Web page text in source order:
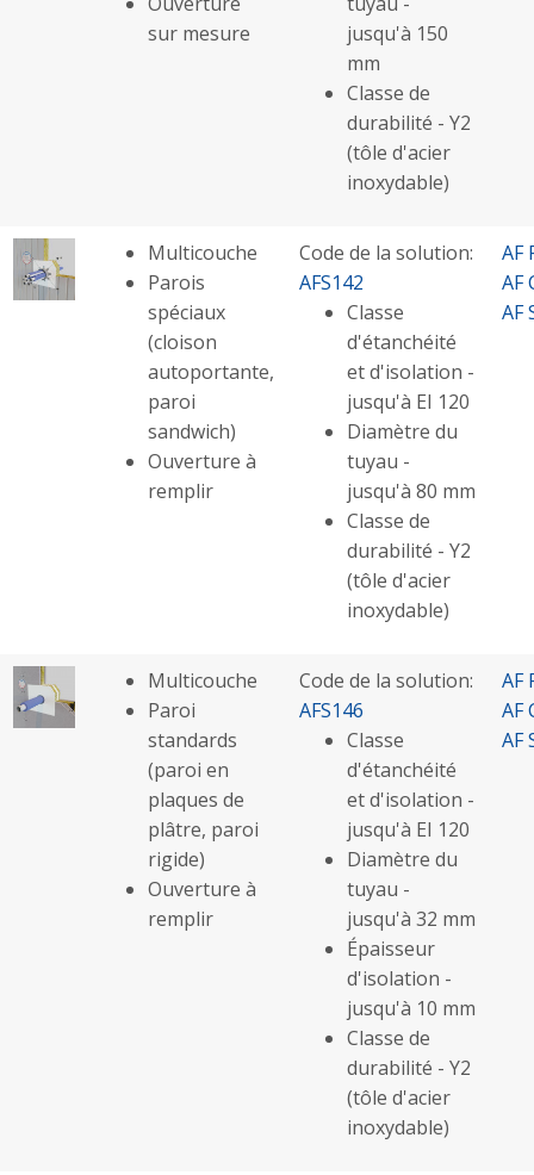
sur mesure
jusqu'à 150
mm
Classe de
durabilité - Y2
(tôle d'acier
inoxydable)
Multicouche
Parois
spéciaux
(cloison
autoportante,
paroi
sandwich)
Ouverture à
remplir
Code de la solution:
AFS142
Classe
d'étanchéité
et d'isolation -
jusqu'à EI 120
Diamètre du
tuyau -
jusqu'à 80 mm
Classe de
durabilité - Y2
(tôle d'acier
inoxydable)
AF
AF
AF
Multicouche
Paroi
standards
(paroi en
plaques de
plâtre, paroi
rigide)
Ouverture à
remplir
Code de la solution:
AFS146
Classe
d'étanchéité
et d'isolation -
jusqu'à EI 120
Diamètre du
tuyau -
jusqu'à 32 mm
Épaisseur
d'isolation -
jusqu'à 10 mm
Classe de
durabilité - Y2
(tôle d'acier
inoxydable)
AF
AF
AF